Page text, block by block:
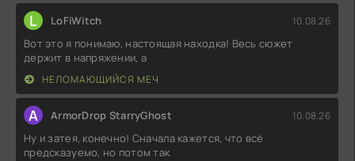
L LoFiWitch 10.08.26
Вот это я понимаю, настоящая находка! Весь сюжет
держит в напряжении, а
НЕЛОМАЮЩИЙСЯ МЕЧ
A ArmorDrop StarryGhost 10.08.26
Ну и затея, конечно! Сначала кажется, что всё
предсказуемо, но потом так